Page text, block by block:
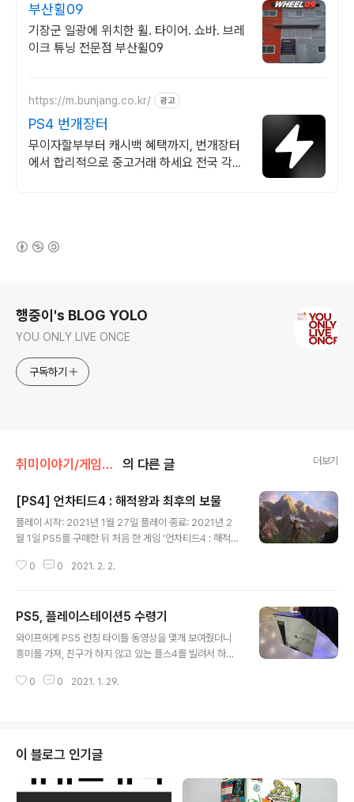
부산휠09
기장군 일광에 위치한 휠. 타이어. 쇼바. 브레
이크 튜닝 전문점 부산휠09
https://m.bunjang.co.kr/ 광고
PS4 번개장터
무이자할부부터 캐시백 혜택까지, 번개장터
에서 합리적으로 중고거래 하세요 전국 각지
행중이's BLOG YOLO
YOU ONLY LIVE ONCE
구독하기
취미이야기/게임이야기 의 다른 글 더보기
[PS4] 언차티드4 : 해적왕과 최후의 보물
플레이 시작: 2021년 1월 27일 플레이 종료: 2021년 2
월 1일 PS5를 구매한 뒤 처음 한 게임 '언차티드4 : 해적왕
무료로 플레이 할 수 있다. 플스 입문은 처음이라 못해본 게
편을 플레이 하지 않았기에 유투브에서 간략하게 스토리
요약 영상을 시청하고 시작했다. 이전 스토리를 몰라도 충
분히 즐길 수 있는 게임이지만, 곳곳에 이스터 에그들이 숨
하면서 느낀 점은 "힝 속았지"라는 느낌이 강하다는 것이
0 0 2021. 2. 2.
PS5, 플레이스테이션5 수령기
와이프에게 PS5 런칭 타이틀 동영상을 몇개 보여줬더니
흥미를 가져, 친구가 하지 않고 있는 플스4를 빌려서 하게
드 : 에지오 콜렉션"을 하고 있는 와이프를 보니 플스5를
랑 같이 동시에 도전했다. 결과는 탈-락! 화면까지는 보았
으나 타임아웃이 걸렸고, 서버가 죽어버렸다. 뭐 카톡 메시
지도 안와서 빌린 플스나 계속 하자고 생각했다. 그런데 며
칠 후... 문자가 도착했다. 예약에 성공하였으나 아직 결제
0 0 2021. 1. 29.
이 블로그 인기글